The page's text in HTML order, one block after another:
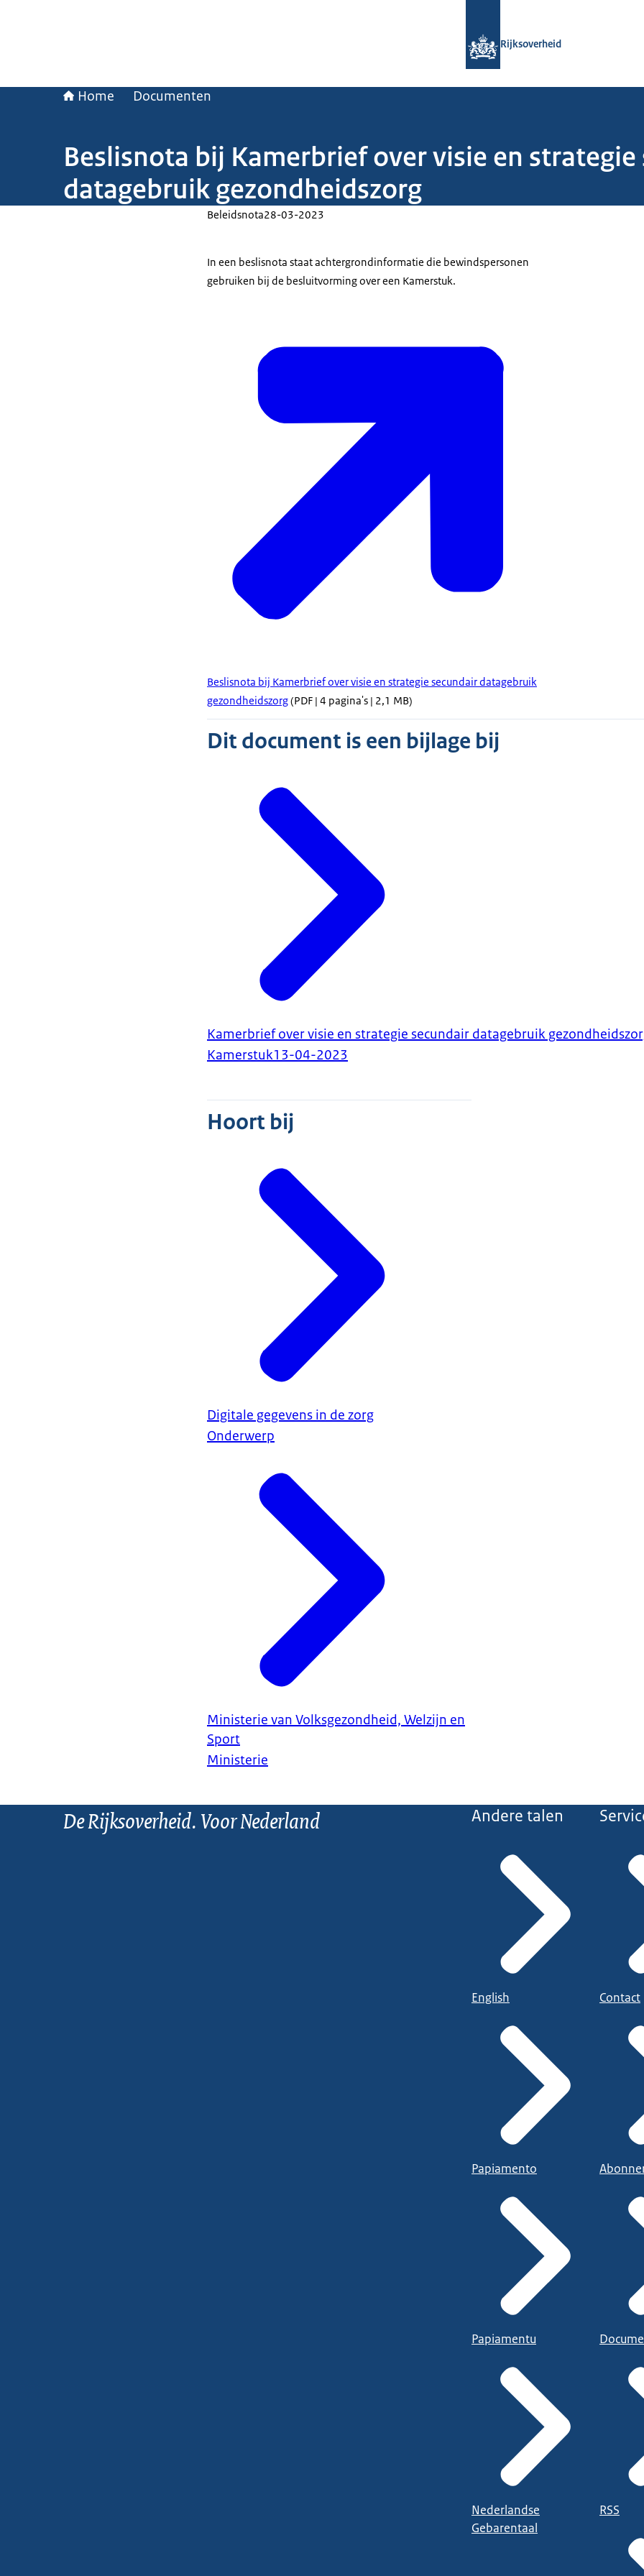
Rijksoverheid
Home Documenten
Beslisnota bij Kamerbrief over visie en strategie
datagebruik gezondheidszorg
Beleidsnota28-03-2023
In een beslisnota staat achtergrondinformatie die bewindspersonen
gebruiken bij de besluitvorming over een Kamerstuk.
Beslisnota bij Kamerbrief over visie en strategie secundair datagebruik
gezondheidszorg(PDF | 4 pagina's | 2,1 MB)
Dit document is een bijlage bij
Kamerbrief over visie en strategie secundair datagebruik
Kamerstuk13-04-2023
Hoort bij
Digitale gegevens in de zorg
Onderwerp
Ministerie van Volksgezondheid, Welzijn en
Sport
Ministerie
De Rijksoverheid. Voor Nederland Andere talen
English
Papiamento
Papiamentu
Nederlandse
Gebarentaal
Contact
RSS